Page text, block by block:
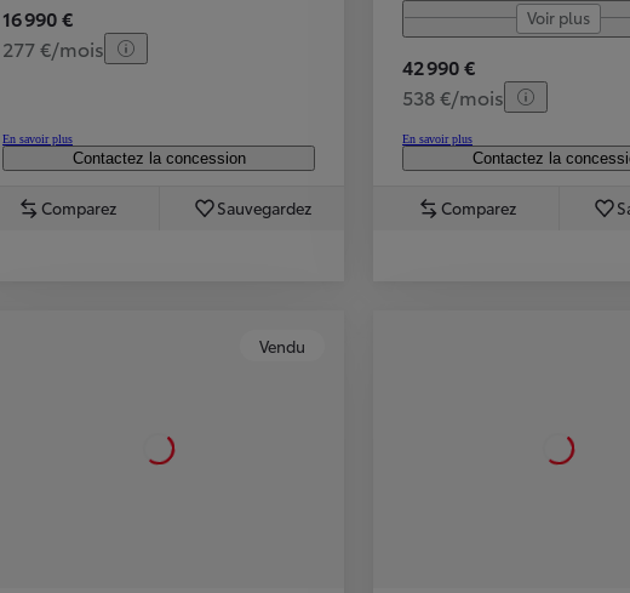
16 990 €
277 €/mois
En savoir plus
Contactez la concession
Comparez Sauvegardez
Voir plus
42 990 €
538 €/mois
En savoir plus
Contactez la
Comparez
Vendu